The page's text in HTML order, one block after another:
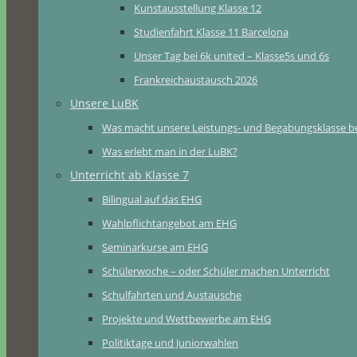
Kunstausstellung Klasse 12
Studienfahrt Klasse 11 Barcelona
Unser Tag bei 6k united – Klasse5s und 6s
Frankreichaustausch 2026
Unsere LuBK
Was macht unsere Leistungs- und Begabungsklasse
Was erlebt man in der LuBK?
Unterricht ab Klasse 7
Bilingual auf das EHG
Wahlpflichtangebot am EHG
Seminarkurse am EHG
Schülerwoche – oder Schüler machen Unterricht
Schulfahrten und Austausche
Projekte und Wettbewerbe am EHG
Politiktage und Juniorwahlen